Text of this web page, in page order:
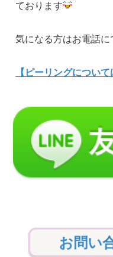
ております
気になる方はお電話
【ピーリングについて
お問い